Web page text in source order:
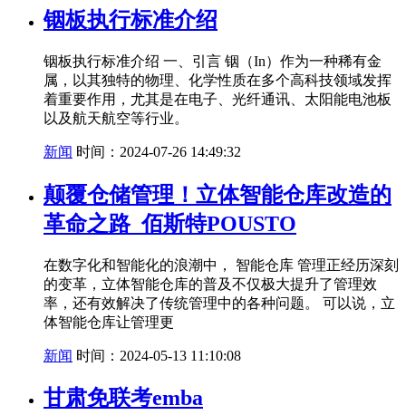
铟板执行标准介绍
铟板执行标准介绍 一、引言 铟（In）作为一种稀有金
属，以其独特的物理、化学性质在多个高科技领域发挥
着重要作用，尤其是在电子、光纤通讯、太阳能电池板
以及航天航空等行业。
新闻 时间：2024-07-26 14:49:32
颠覆仓储管理！立体智能仓库改造的
革命之路_佰斯特POUSTO
在数字化和智能化的浪潮中， 智能仓库 管理正经历深刻
的变革，立体智能仓库的普及不仅极大提升了管理效
率，还有效解决了传统管理中的各种问题。 可以说，立
体智能仓库让管理更
新闻 时间：2024-05-13 11:10:08
甘肃免联考emba